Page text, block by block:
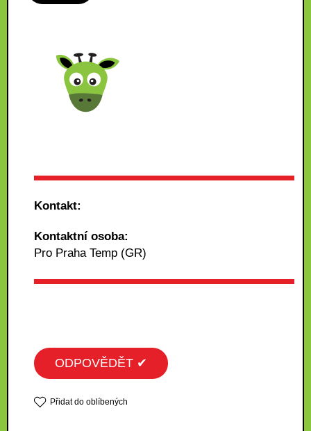
Kontakt:
Kontaktní osoba:
Pro Praha Temp (GR)
ODPOVĚDĚT ✔
Přidat do oblíbených